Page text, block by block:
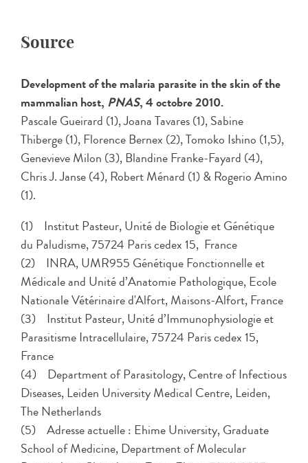
Source
Development of the malaria parasite in the skin of the
mammalian host, PNAS, 4 octobre 2010.
Pascale Gueirard (1), Joana Tavares (1), Sabine
Thiberge (1), Florence Bernex (2), Tomoko Ishino (1,5),
Genevieve Milon (3), Blandine Franke-Fayard (4),
Chris J. Janse (4), Robert Ménard (1) & Rogerio Amino
(1).
(1) Institut Pasteur, Unité de Biologie et Génétique
du Paludisme, 75724 Paris cedex 15, France
(2) INRA, UMR955 Génétique Fonctionnelle et
Médicale and Unité d’Anatomie Pathologique, Ecole
Nationale Vétérinaire d'Alfort, Maisons-Alfort, France
(3) Institut Pasteur, Unité d’Immunophysiologie et
Parasitisme Intracellulaire, 75724 Paris cedex 15,
France
(4) Department of Parasitology, Centre of Infectious
Diseases, Leiden University Medical Centre, Leiden,
The Netherlands
(5) Adresse actuelle : Ehime University, Graduate
School of Medicine, Department of Molecular